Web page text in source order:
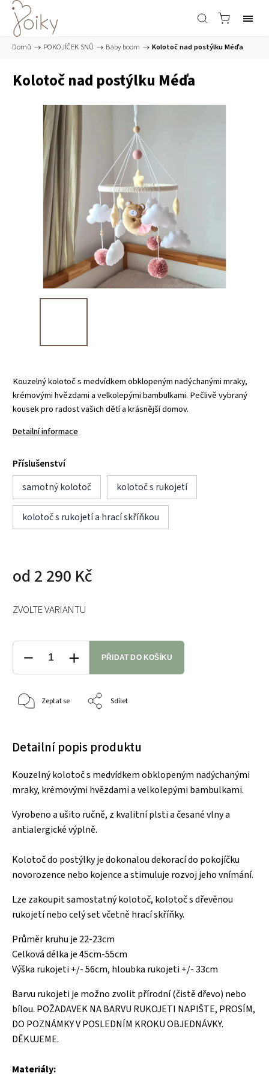
Domů / POKOJÍČEK SNŮ / Baby boom / Kolotoč nad postýlku Méďa
Kolotoč nad postýlku Méďa
Kouzelný kolotoč s medvídkem obklopeným nadýchanými mraky,
krémovými hvězdami a velkolepými bambulkami. Pečlivě vybraný
kousek pro radost vašich dětí a krásnější domov.
Detailní informace
Příslušenství
samotný kolotoč
kolotoč s rukojetí
kolotoč s rukojetí a hrací skříňkou
od 2 290 Kč
ZVOLTE VARIANTU
PŘIDAT DO KOŠÍKU
Zeptat se Sdílet
Detailní popis produktu
Kouzelný kolotoč s medvídkem obklopeným nadýchanými
mraky, krémovými hvězdami a velkolepými bambulkami.
Vyrobeno a ušito ručně, z kvalitní plsti a česané vlny a
antialergické výplně.
Kolotoč do postýlky je dokonalou dekorací do pokojíčku
novorozence nebo kojence a stimuluje rozvoj jeho vnímání.
Lze zakoupit samostatný kolotoč, kolotoč s dřevěnou
rukojetí nebo celý set včetně hrací skříňky.
Průměr kruhu je 22-23cm
Celková délka je 45cm-55cm
Výška rukojeti +/- 56cm, hloubka rukojeti +/- 33cm
Barvu rukojeti je možno zvolit přírodní (čistě dřevo) nebo
bílou. POŽADAVEK NA BARVU RUKOJETI NAPIŠTE, PROSÍM,
DO POZNÁMKY V POSLEDNÍM KROKU OBJEDNÁVKY.
DĚKUJEME.
Materiály: